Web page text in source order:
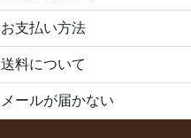
お支払い方法
送料について
メールが届かない